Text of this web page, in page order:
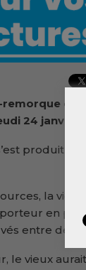
en
24
produit
la
en
entre deux
le vieux